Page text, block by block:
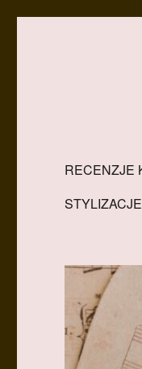
RECENZJE